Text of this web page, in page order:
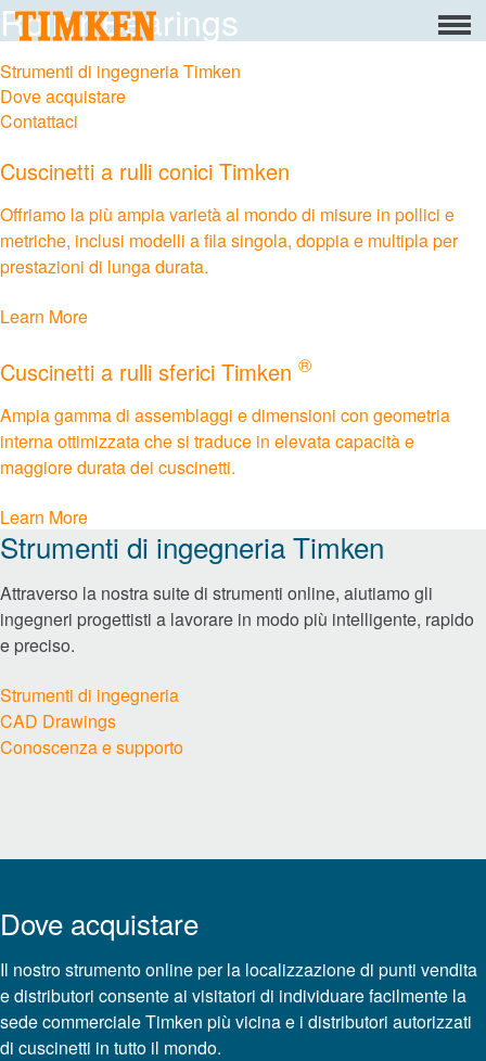
Menu
Informazioni
Responsabilità sociale d’impresa
D’Impresa Pianeta
D’impresa Prodotto
Prodotti
Cuscinetti
Mounted Bearings
Roller Bearings
Cuscinetti ad alta efficienza energetica
EnviroSpexx™
Freni e frizioni
Catene e coclee
Roller Bearings
Strumenti di ingegneria Timken
Dove acquistare
Contattaci
Cuscinetti a rulli conici Timken
Offriamo la più ampia varietà al mondo di misure in pollici e
metriche, inclusi modelli a fila singola, doppia e multipla per
prestazioni di lunga durata.
Learn More
Cuscinetti a rulli sferici Timken ®
Ampia gamma di assemblaggi e dimensioni con geometria
interna ottimizzata che si traduce in elevata capacità e
maggiore durata dei cuscinetti.
Learn More
Strumenti di ingegneria Timken
Attraverso la nostra suite di strumenti online, aiutiamo gli
ingegneri progettisti a lavorare in modo più intelligente, rapido
e preciso.
Strumenti di ingegneria
CAD Drawings
Conoscenza e supporto
Dove acquistare
Il nostro strumento online per la localizzazione di punti vendita
e distributori consente ai visitatori di individuare facilmente la
sede commerciale Timken più vicina e i distributori autorizzati
di cuscinetti in tutto il mondo.